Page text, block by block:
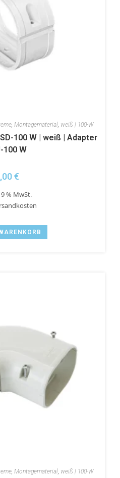
, Montagematerial, weiß | 100-W
100 W | weiß | Adapter
100 W
€
% MwSt.
, Montagematerial, weiß | 100-W